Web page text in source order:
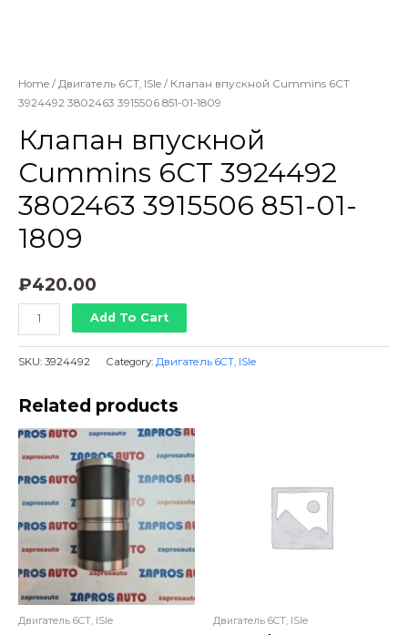
Home / Двигатель 6CT, ISle / Клапан впускной Cummins 6CT
3924492 3802463 3915506 851-01-1809
Клапан впускной
Cummins 6CT 3924492
3802463 3915506 851-01-
1809
₽420.00
Клапан
впускной
Cummins
3802463
3915506
851-
01-
Add To Cart
SKU: 3924492 Category: Двигатель 6CT, ISle
Related products
Двигатель 6CT, ISle Двигатель 6CT, ISle